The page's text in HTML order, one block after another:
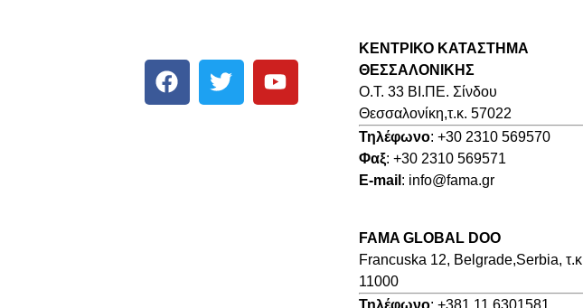
ΚΕΝΤΡΙΚΟ ΚΑΤΑΣΤΗΜΑ
ΘΕΣΣΑΛΟΝΙΚΗΣ
O.T. 33 ΒΙ.ΠΕ. Σίνδου
Θεσσαλονίκη,τ.κ. 57022
Τηλέφωνο: +30 2310 569570
Φαξ: +30 2310 569571
E-mail : info@fama.gr
FAMA GLOBAL DOO
Francuska 12, Belgrade,Serbia, τ.κ
11000
Τηλέφωνο: +381 11 6301581